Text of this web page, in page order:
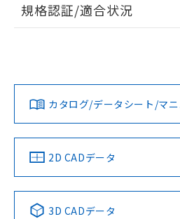
ログイン/会
ダウンロードデータをご利用いた
みください。
ソフトウェアの使用条件
EU RoHS 注意事項・凡例
対応済み
中国 RoHS 注意事項・凡例
規格認証/適合状況
LR型式承認
（イギリス
船舶規格）
DNV型式承認
（ノルウェー
No No
カタログ/データシート/マ
2D CADデータ
3D CADデータ